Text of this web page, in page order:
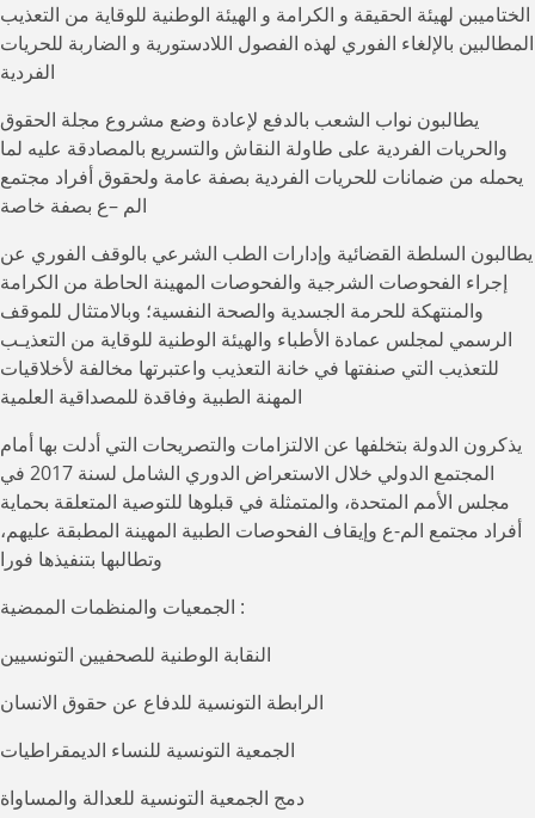
الختاميبن لهيئة الحقيقة و الكرامة و الهيئة الوطنية للوقاية من التعذيب
المطالبين بالإلغاء الفوري لهذه الفصول اللادستورية و الضاربة للحريات
الفردية
يطالبون نواب الشعب بالدفع لإعادة وضع مشروع مجلة الحقوق
والحريات الفردية على طاولة النقاش والتسريع بالمصادقة عليه لما
يحمله من ضمانات للحريات الفردية بصفة عامة ولحقوق أفراد مجتمع
الم –ع بصفة خاصة
يطالبون السلطة القضائية وإدارات الطب الشرعي بالوقف الفوري عن
إجراء الفحوصات الشرجية والفحوصات المهينة الحاطة من الكرامة
والمنتهكة للحرمة الجسدية والصحة النفسية؛ وبالامتثال للموقف
الرسمي لمجلس عمادة الأطباء والهيئة الوطنية للوقاية من التعذيـب
للتعذيب التي صنفتها في خانة التعذيب واعتبرتها مخالفة لأخلاقيات
المهنة الطبية وفاقدة للمصداقية العلمية
يذكرون الدولة بتخلفها عن الالتزامات والتصريحات التي أدلت بها أمام
المجتمع الدولي خلال الاستعراض الدوري الشامل لسنة 2017 في
مجلس الأمم المتحدة، والمتمثلة في قبلوها للتوصية المتعلقة بحماية
أفراد مجتمع الم-ع وإيقاف الفحوصات الطبية المهينة المطبقة عليهم،
وتطالبها بتنفيذها فورا
الجمعيات والمنظمات الممضية :
النقابة الوطنية للصحفيين التونسيين
الرابطة التونسية للدفاع عن حقوق الانسان
الجمعية التونسية للنساء الديمقراطيات
دمج الجمعية التونسية للعدالة والمساواة